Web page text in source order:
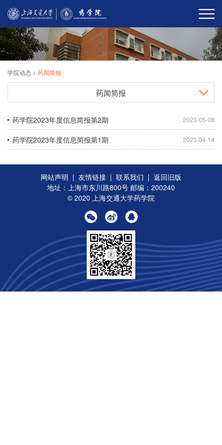
学院动态 > 药闻简报
药闻简报
药学院2023年度信息简报第2期 2023-05-08
药学院2023年度信息简报第1期 2023-04-14
网站声明 | 友情链接 | 联系我们 | 返回旧版
地址：上海市东川路800号 邮编：200240
© 2020 上海交通大学药学院